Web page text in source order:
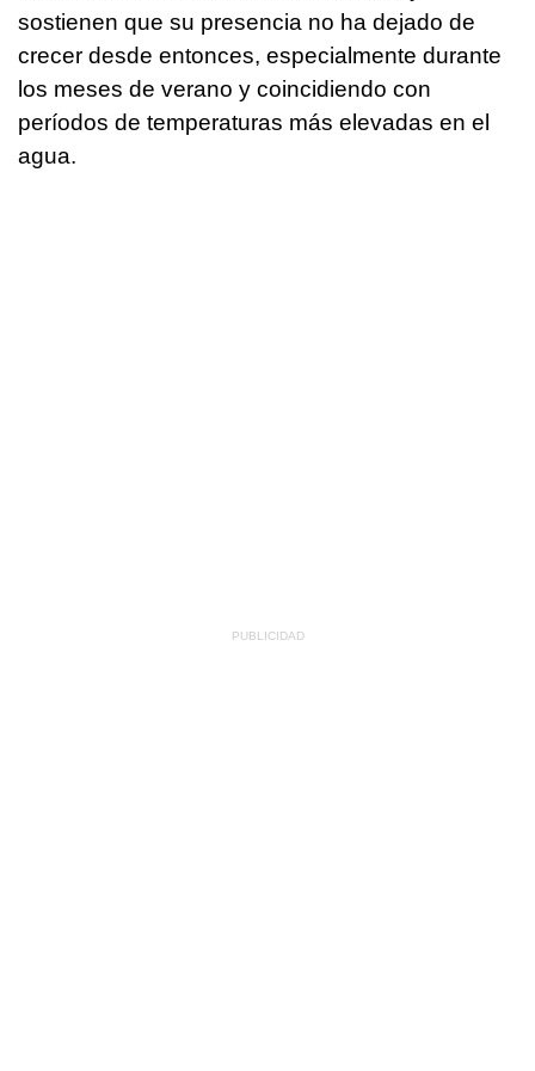
sostienen que su presencia no ha dejado de
crecer desde entonces, especialmente durante
los meses de verano y coincidiendo con
períodos de temperaturas más elevadas en el
agua.